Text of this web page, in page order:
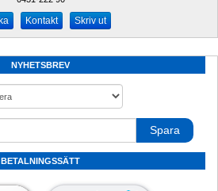
Kontakt Skriv ut
NYHETSBREV
Spara
BETALNINGSSÄTT